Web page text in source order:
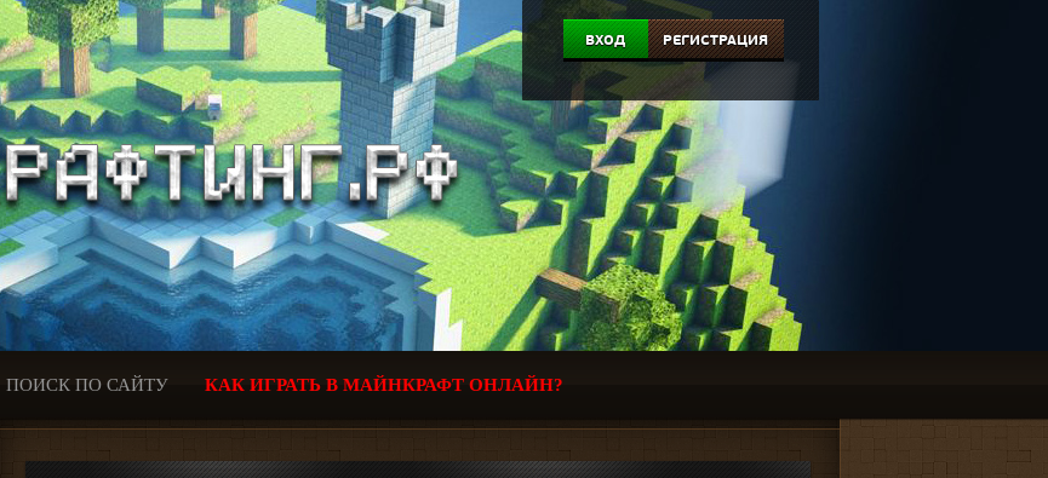
ВХОД РЕГИСТРАЦИЯ
ПОИСК ПО САЙТУ КАК ИГРАТЬ В МАЙНКРАФТ ОНЛАЙН?